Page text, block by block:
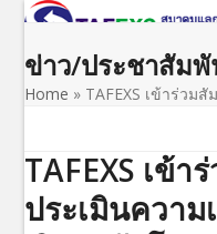
Skip
content
Open
mobile
menu
Close
mobile
menu
ข่าว/ประชาสัม
Home » TAFEXS เข้าร่วม
TAFEXS เข้า
ประเมินควา